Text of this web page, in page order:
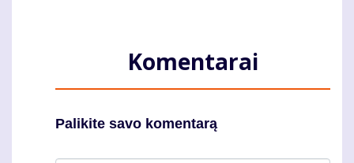
Komentarai
Palikite savo komentarą